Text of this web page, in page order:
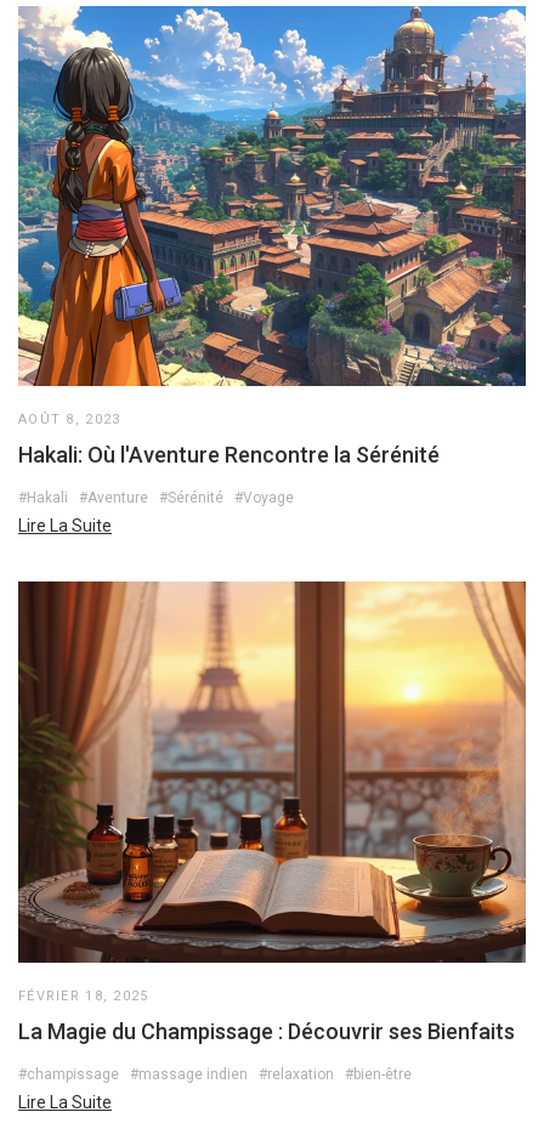
AOÛT 8, 2023
Hakali: Où l'Aventure Rencontre la Sérénité
#Hakali #Aventure #Sérénité #Voyage
Lire La Suite
FÉVRIER 18, 2025
La Magie du Champissage : Découvrir ses Bienfaits
#champissage #massage indien #relaxation #bien-être
Lire La Suite